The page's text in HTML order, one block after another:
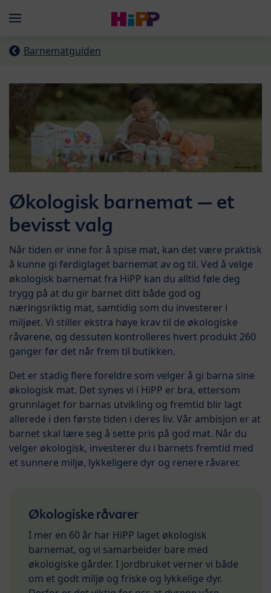
Menü
Barnematguiden
Økologisk barnemat – et
bevisst valg
Når tiden er inne for å spise mat, kan det være praktisk
å kunne gi ferdiglaget barnemat av og til. Ved å velge
økologisk barnemat fra HiPP kan du alltid føle deg
trygg på at du gir barnet ditt både god og
næringsriktig mat, samtidig som du investerer i
miljøet. Vi stiller ekstra høye krav til de økologiske
råvarene, og dessuten kontrolleres hvert produkt 260
ganger før det når frem til butikken.
Det er stadig flere foreldre som velger å gi barna sine
økologisk mat. Det synes vi i HiPP er bra, ettersom
grunnlaget for barnas utvikling og fremtid blir lagt
allerede i den første tiden i deres liv. Vår ambisjon er at
barnet skal lære seg å sette pris på god mat. Når du
velger økologisk, investerer du i barnets fremtid med
et sunnere miljø, lykkeligere dyr og renere råvarer.
Økologiske råvarer
I mer en 60 år har HiPP laget økologisk
barnemat, og vi samarbeider bare med
økologiske gårder. I jordbruket verner vi både
om et godt miljø og friske og lykkelige dyr.